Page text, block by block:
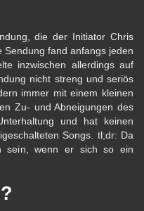
die der Initiator Chris
Sendung fand anfangs jeden
inzwischen allerdings auf
nicht streng und seriös
immer mit einem kleinen
Zu- und Abneigungen des
und hat keinen
Songs. tl;dr: Da
sein, wenn er sich so ein